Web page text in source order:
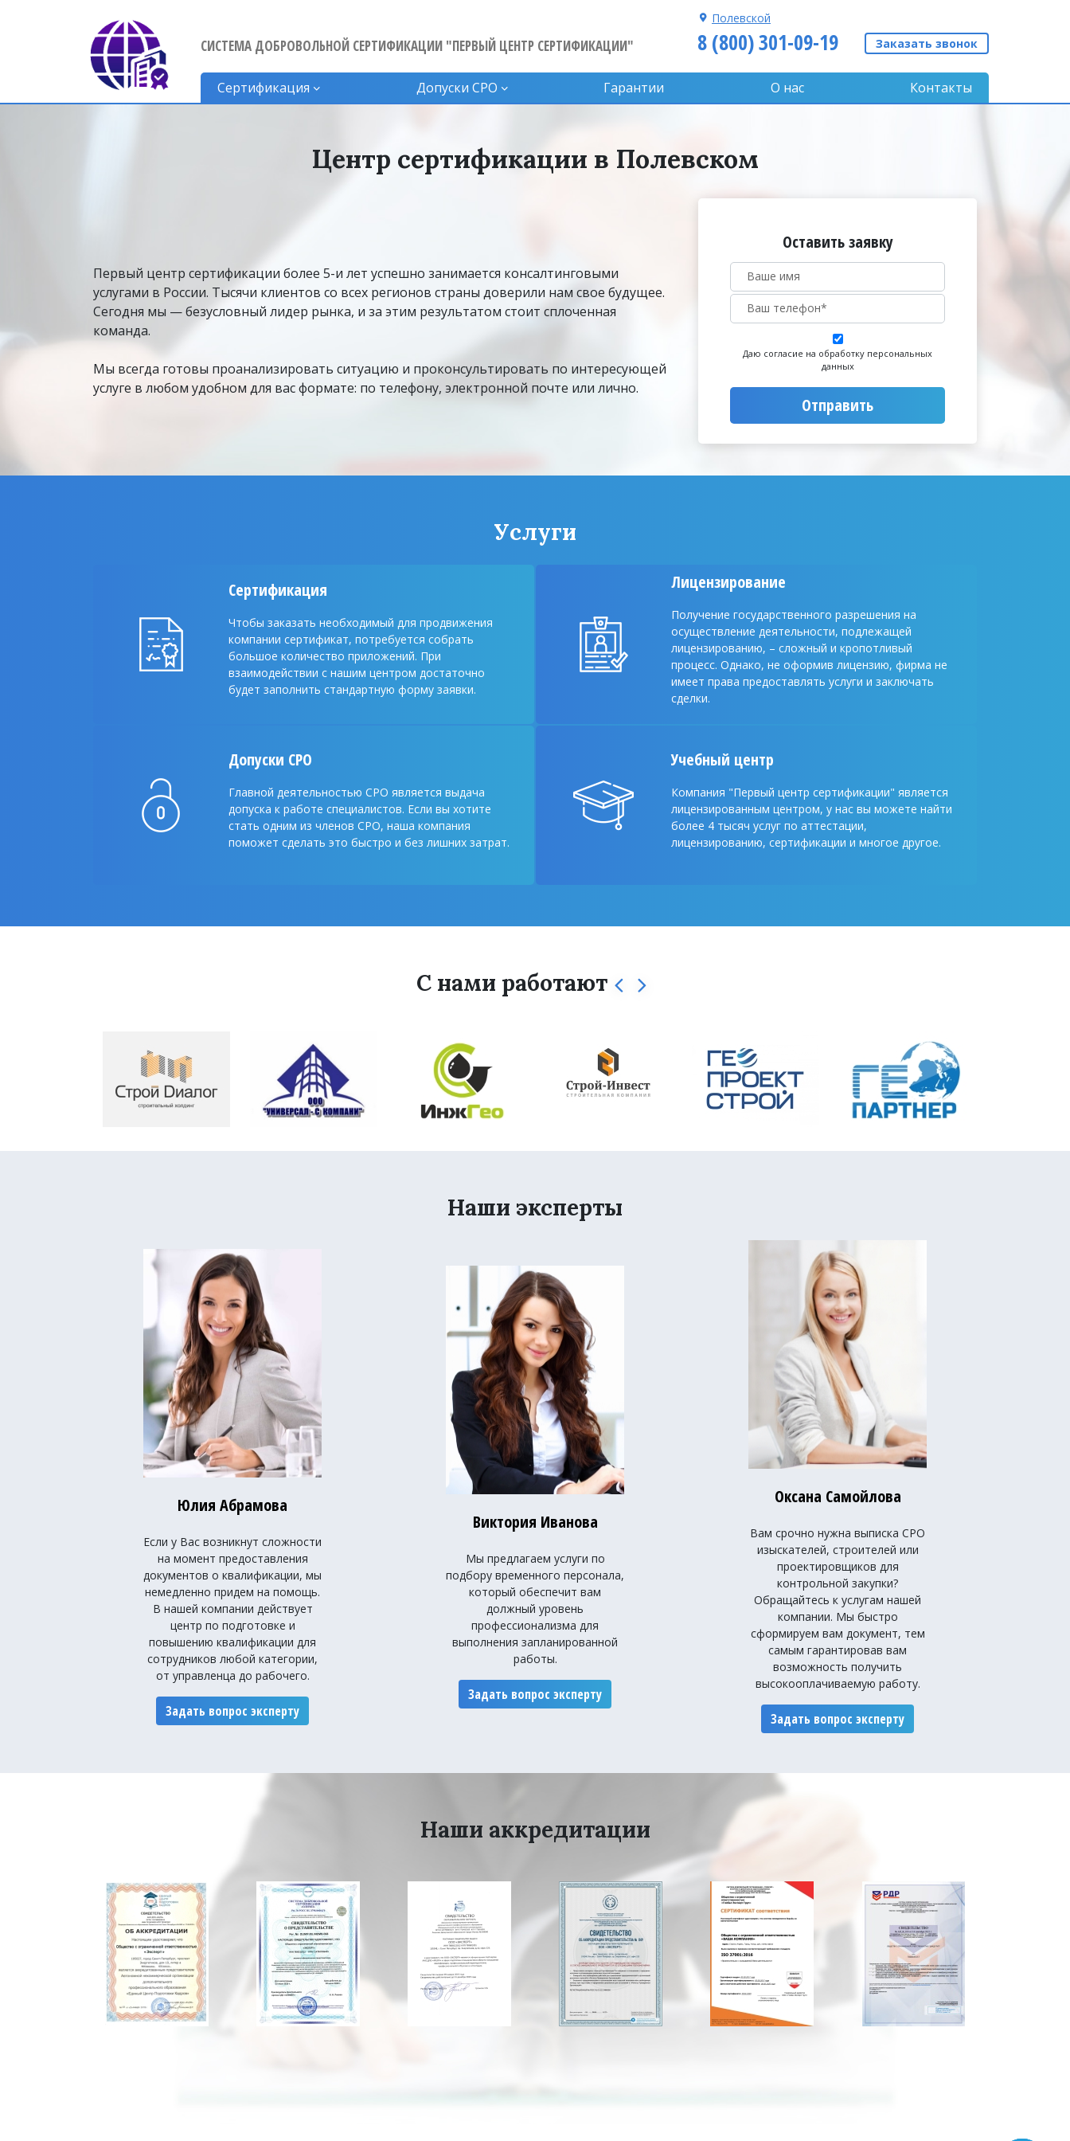
СИСТЕМА ДОБРОВОЛЬНОЙ СЕРТИФИКАЦИИ "ПЕРВЫЙ ЦЕНТР СЕРТИФИКАЦИИ"
Полевской
8 (800) 301-09-19 Заказать звонок
Сертификация Допуски CPO Гарантии О нас Контакты
Центр сертификации в Полевском
Первый центр сертификации более 5-и лет успешно занимается консалтинговыми
услугами в России. Тысячи клиентов со всех регионов страны доверили нам свое будущее.
Сегодня мы — безусловный лидер рынка, и за этим результатом стоит сплоченная
команда.
Мы всегда готовы проанализировать ситуацию и проконсультировать по интересующей
услуге в любом удобном для вас формате: по телефону, электронной почте или лично.
Оставить заявку
Даю согласие на обработку персональных
данных
Отправить
Услуги
Сертификация
Чтобы заказать необходимый для продвижения
компании сертификат, потребуется собрать
большое количество приложений. При
взаимодействии с нашим центром достаточно
будет заполнить стандартную форму заявки.
Лицензирование
Получение государственного разрешения на
осуществление деятельности, подлежащей
лицензированию, – сложный и кропотливый
процесс. Однако, не оформив лицензию, фирма не
имеет права предоставлять услуги и заключать
сделки.
Допуски CPO
Главной деятельностью СРО является выдача
допуска к работе специалистов. Если вы хотите
стать одним из членов СРО, наша компания
поможет сделать это быстро и без лишних затрат.
Учебный центр
Компания "Первый центр сертификации" является
лицензированным центром, у нас вы можете найти
более 4 тысяч услуг по аттестации,
лицензированию, сертификации и многое другое.
С нами работают
Наши эксперты
Юлия Абрамова
Если у Вас возникнут сложности
на момент предоставления
документов о квалификации, мы
немедленно придем на помощь.
В нашей компании действует
центр по подготовке и
повышению квалификации для
сотрудников любой категории,
от управленца до рабочего.
Задать вопрос эксперту
Виктория Иванова
Мы предлагаем услуги по
подбору временного персонала,
который обеспечит вам
должный уровень
профессионализма для
выполнения запланированной
работы.
Задать вопрос эксперту
Оксана Самойлова
Вам срочно нужна выписка СРО
изыскателей, строителей или
проектировщиков для
контрольной закупки?
Обращайтесь к услугам нашей
компании. Мы быстро
сформируем вам документ, тем
самым гарантировав вам
возможность получить
высокооплачиваемую работу.
Задать вопрос эксперту
Наши аккредитации